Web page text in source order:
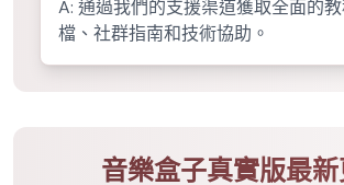
A: 通過我們的支援渠道獲取全面的
檔、社群指南和技術協助。
音樂盒子真實版最